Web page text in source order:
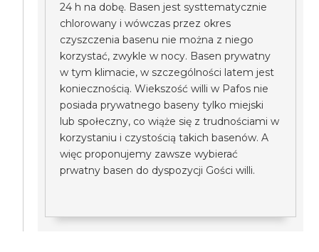
24 h na dobę. Basen jest systtematycznie
chlorowany i wówczas przez okres
czyszczenia basenu nie można z niego
korzystać, zwykle w nocy. Basen prywatny
w tym klimacie, w szczególności latem jest
koniecznością. Wiekszość willi w Pafos nie
posiada prywatnego baseny tylko miejski
lub społeczny, co wiąże się z trudnościami w
korzystaniu i czystością takich basenów. A
więc proponujemy zawsze wybierać
prwatny basen do dyspozycji Gości willi.